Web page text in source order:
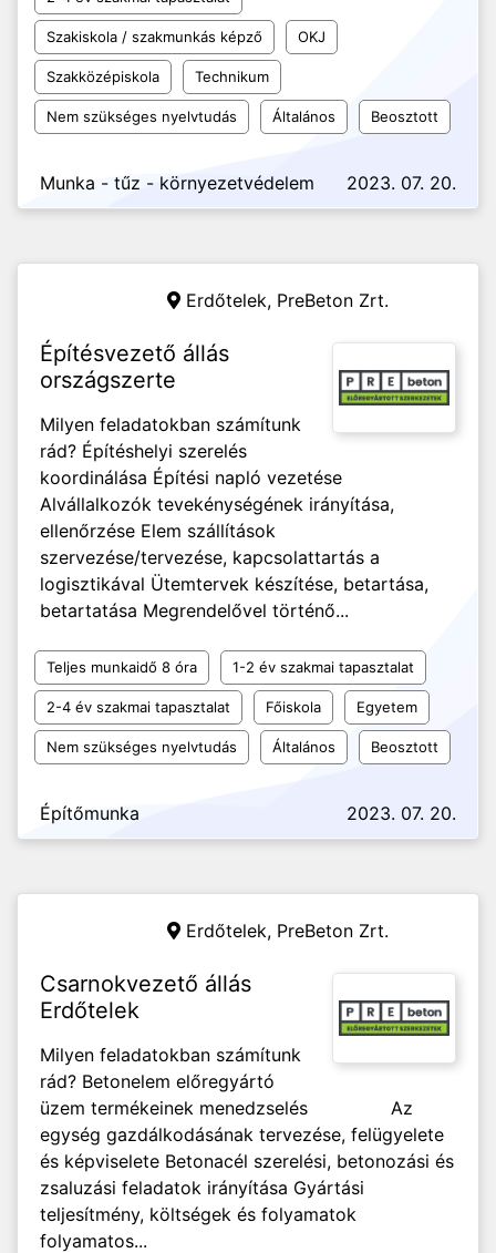
Szakiskola / szakmunkás képző OKJ
Szakközépiskola Technikum
Nem szükséges nyelvtudás Általános Beosztott
Munka - tűz - környezetvédelem 2023. 07. 20.
Erdőtelek, PreBeton Zrt.
Építésvezető állás
országszerte
Milyen feladatokban számítunk
rád? Építéshelyi szerelés
koordinálása Építési napló vezetése
Alvállalkozók tevekénységének irányítása,
ellenőrzése Elem szállítások
szervezése/tervezése, kapcsolattartás a
logisztikával Ütemtervek készítése, betartása,
betartatása Megrendelővel történő...
Teljes munkaidő 8 óra 1-2 év szakmai tapasztalat
2-4 év szakmai tapasztalat Főiskola Egyetem
Nem szükséges nyelvtudás Általános Beosztott
Építőmunka 2023. 07. 20.
Erdőtelek, PreBeton Zrt.
Csarnokvezető állás
Erdőtelek
Milyen feladatokban számítunk
rád? Betonelem előregyártó
üzem termékeinek menedzselés Az
egység gazdálkodásának tervezése, felügyelete
és képviselete Betonacél szerelési, betonozási és
zsaluzási feladatok irányítása Gyártási
teljesítmény, költségek és folyamatok
folyamatos...